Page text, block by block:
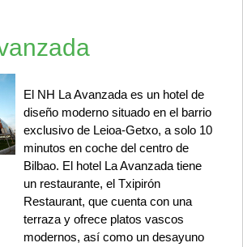
El NH La Avanzada es un hotel de
diseño moderno situado en el barrio
exclusivo de Leioa-Getxo, a solo 10
minutos en coche del centro de
Bilbao. El hotel La Avanzada tiene
un restaurante, el Txipirón
Restaurant, que cuenta con una
terraza y ofrece platos vascos
modernos, así como un desayuno